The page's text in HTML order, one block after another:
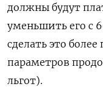
должны будут
уменьшить его с
сделать это
параметров
льгот).